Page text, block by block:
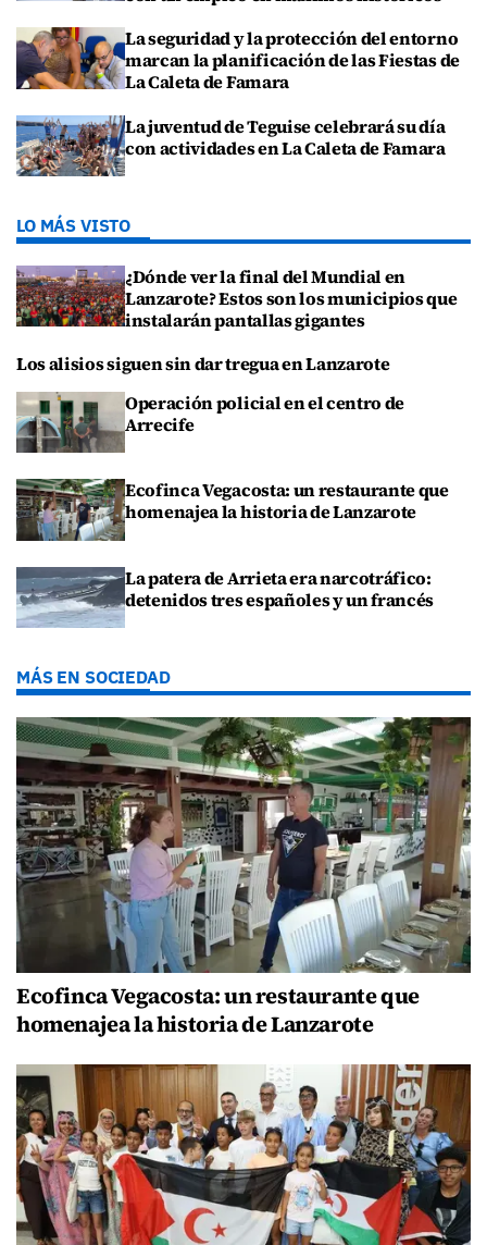
La seguridad y la protección del entorno
marcan la planificación de las Fiestas de
La Caleta de Famara
La juventud de Teguise celebrará su día
con actividades en La Caleta de Famara
LO MÁS VISTO
¿Dónde ver la final del Mundial en
Lanzarote? Estos son los municipios que
instalarán pantallas gigantes
Los alisios siguen sin dar tregua en Lanzarote
Operación policial en el centro de
Arrecife
Ecofinca Vegacosta: un restaurante que
homenajea la historia de Lanzarote
La patera de Arrieta era narcotráfico:
detenidos tres españoles y un francés
MÁS EN SOCIEDAD
Ecofinca Vegacosta: un restaurante que
homenajea la historia de Lanzarote